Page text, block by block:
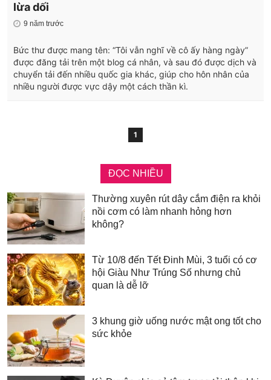
lừa dối
9 năm trước
Bức thư được mang tên: “Tôi vẫn nghĩ về cô ấy hàng ngày”
được đăng tải trên một blog cá nhân, và sau đó được dịch và
chuyển tải đến nhiều quốc gia khác, giúp cho hôn nhân của
nhiều người được vực dậy một cách thần kì.
1
ĐỌC NHIỀU
Thường xuyên rút dây cắm điện ra khỏi
nồi cơm có làm nhanh hỏng hơn
không?
Từ 10/8 đến Tết Đinh Mùi, 3 tuổi có cơ
hội Giàu Như Trúng Số nhưng chủ
quan là dễ lỡ
3 khung giờ uống nước mật ong tốt cho
sức khỏe